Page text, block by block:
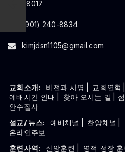
38017
(901) 240-8834
kimjdsn1105@gmail.com
교회소개: 비전과 사명 교회연혁
예배시간 안내
찾아 오시는 길 |
안수집사
설교/ 뉴스:
예배채널 찬양채널
온라인주보
훈련사역:
신앙훈련 영적 성장 훈